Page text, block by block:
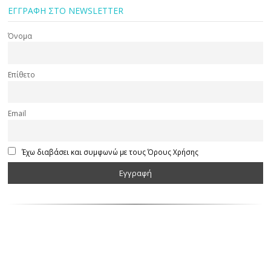
ΕΓΓΡΑΦΗ ΣΤΟ NEWSLETTER
Όνομα
Επίθετο
Email
Έχω διαβάσει και συμφωνώ με τους Όρους Χρήσης